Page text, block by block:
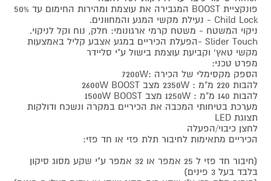
פונקציית BOOST המגבירה את עוצמת ומהירות החימום עד 50%
Child Lock - נעילת מקשי המגע והמחוונים.
ניקוי המשטח - משטח קרמי ארגונומי: חלק, נוח וקל לניקוי.
Slider Touch -הפעלת הכיריים במגע אצבע קליל באמצעות
מקשי טאץ' וקביעת עוצמת בישול ע"י סליידר
מפרט טכני:
הספק מקסימלי של הכירה :7200W
להבות 220 מ"מ : 2350W מצב 2600W BOOST
להבות 140 מ"מ : 1250W מצב 1500W BOOST
מערכת בטיחותי המכבה את הכיריים במקרה ונשכח ודולקות
תצוגת LED
לחצן כיבוי/הפעלה
הכיריים מתאימות לחיבור תלת פזי או חד פזי:
(חיבור חד פזי ל 25 אמפר או 32 אמפר ע"י שקע מסוג סיקון
בלבד בעל 3 פינים)